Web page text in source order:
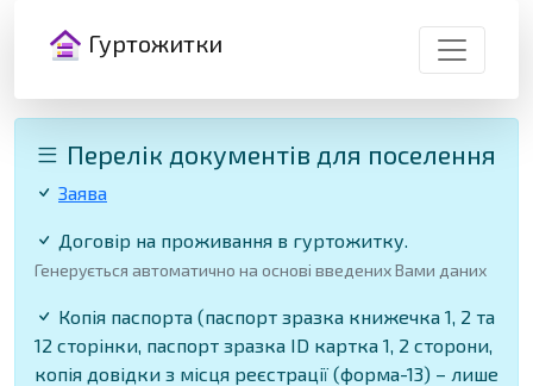
Гуртожитки
Перелік документів для поселення
Заява
Договір на проживання в гуртожитку.
Генерується автоматично на основі введених Вами даних
Копія паспорта (паспорт зразка книжечка 1, 2 та
12 сторінки, паспорт зразка ID картка 1, 2 сторони,
копія довідки з місця реєстрації (форма-13) – лише